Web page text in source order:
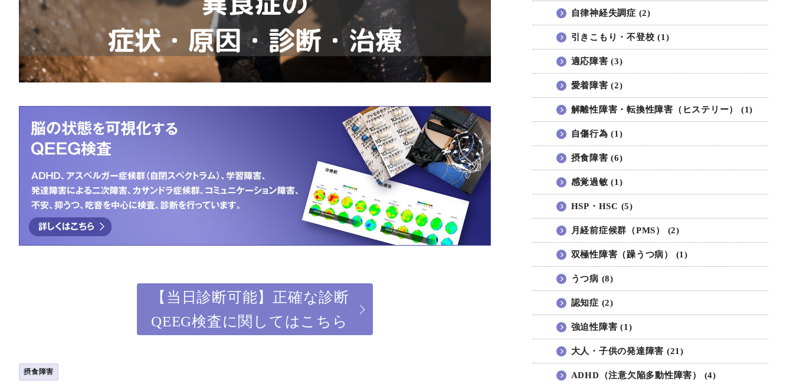
【当日診断可能】正確な診断
QEEG検査に関してはこちら
摂食障害
自律神経失調症 (2)
引きこもり・不登校 (1)
適応障害 (3)
愛着障害 (2)
解離性障害・転換性障害（ヒステリー） (1)
自傷行為 (1)
摂食障害 (6)
感覚過敏 (1)
HSP・HSC (5)
月経前症候群（PMS） (2)
双極性障害（躁うつ病） (1)
うつ病 (8)
認知症 (2)
強迫性障害 (1)
大人・子供の発達障害 (21)
ADHD（注意欠陥多動性障害） (4)